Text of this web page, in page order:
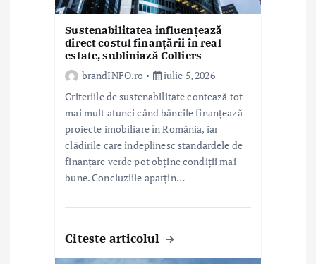
Sustenabilitatea influențează
direct costul finanțării în real
estate, subliniază Colliers
brandINFO.ro
iulie 5, 2026
Criteriile de sustenabilitate contează tot
mai mult atunci când băncile finanțează
proiecte imobiliare în România, iar
clădirile care îndeplinesc standardele de
finanțare verde pot obține condiții mai
bune. Concluziile aparțin…
Citeste articolul